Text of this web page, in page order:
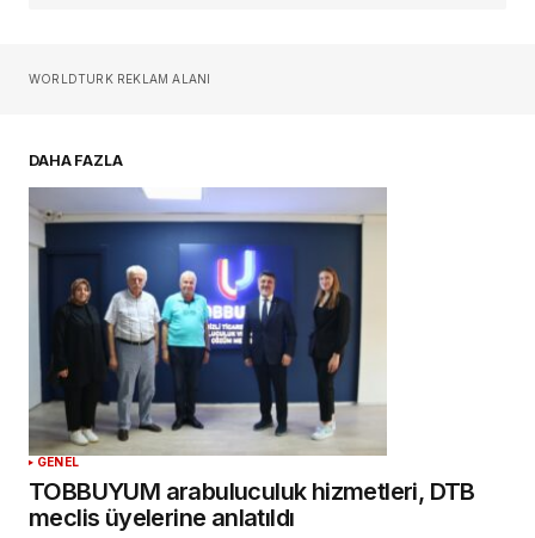
Sizin adınız*
Daha sonraki yorumlarımda kullanılması için
adım, e-posta adresim ve site adresim bu
tarayıcıya kaydedilsin.
YORUM GÖNDER
WORLDTURK REKLAM ALANI
DAHA FAZLA
GENEL
TOBBUYUM arabuluculuk hizmetleri, DTB
meclis üyelerine anlatıldı